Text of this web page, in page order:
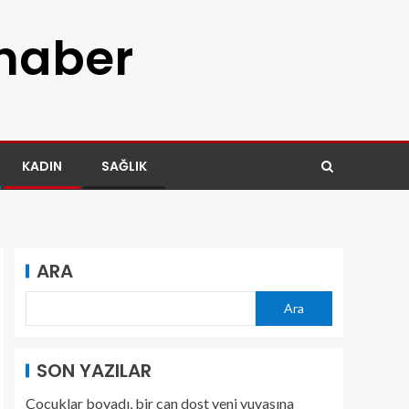
KADIN SAĞLIK
ARA
Ara
SON YAZILAR
Çocuklar boyadı, bir can dost yeni yuvasına